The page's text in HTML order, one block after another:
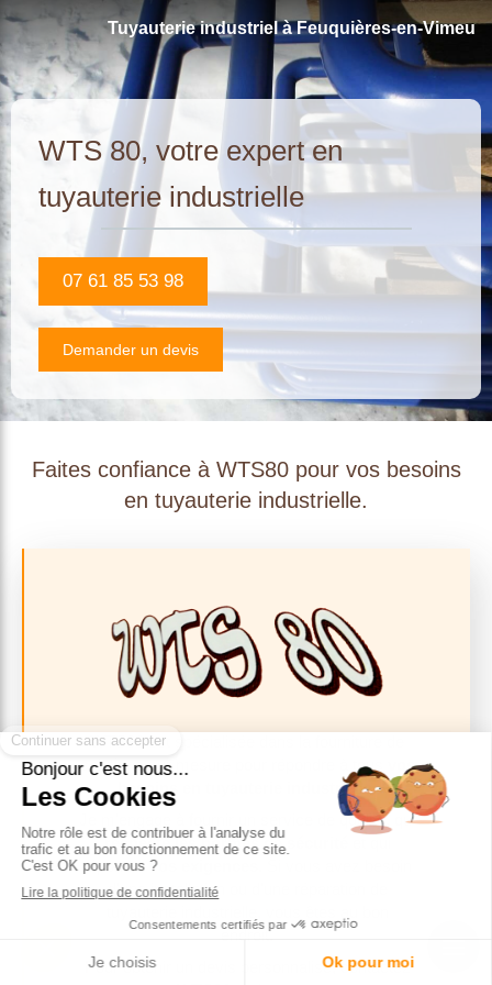
Tuyauterie industriel à Feuquières-en-Vimeu
WTS 80, votre expert en
tuyauterie industrielle
07 61 85 53 98
Demander un devis
Faites confiance à WTS80 pour vos besoins
en tuyauterie industrielle.
WTS80 est spécialisée dans la fourniture de
solutions sur mesure pour répondre à tous
vos
besoins en tuyauterie industrielle.
Je m'engage à fournir un service de qualité, qui
respecte les normes de sécurité
répond à vos exigences
d'une installation ou d'une réparation de
endroit.
Pour obtenir un devis personnalisé, contactez